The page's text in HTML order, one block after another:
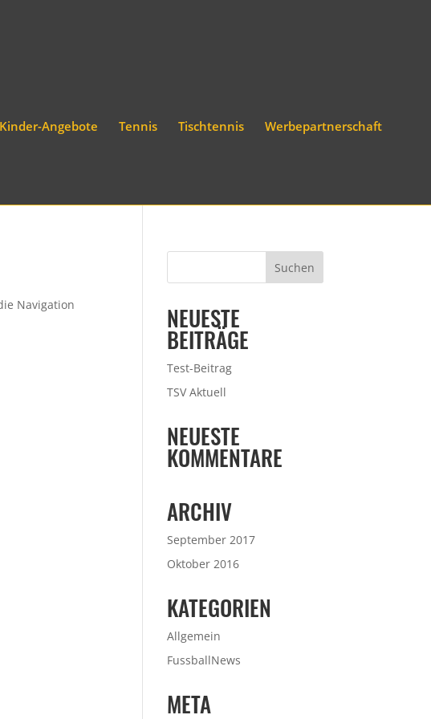
Kinder-Angebote Tennis Tischtennis Werbepartnerschaft
Navigation NEUESTE
BEITRÄGE
Test-Beitrag
TSV Aktuell
NEUESTE
KOMMENTARE
ARCHIV
September 2017
Oktober 2016
KATEGORIEN
Allgemein
FussballNews
META